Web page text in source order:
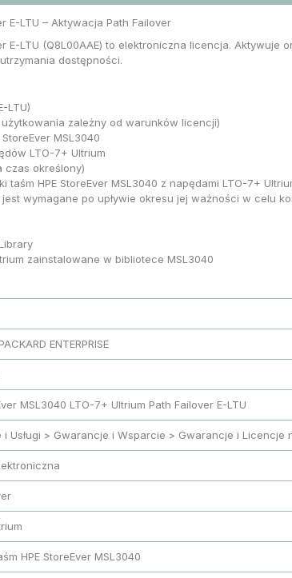
E-LTU – Aktywacja Path Failover
E-LTU (Q8L00AAE) to elektroniczna licencja.
dostępności.
LTU)
zależny od warunków licencji)
MSL3040
LTO-7+ Ultrium
czas określony)
taśm HPE StoreEver MSL3040 z napędami LTO-7+
wymagane po upływie okresu jej ważności w celu
zainstalowane w bibliotece MSL3040
ENTERPRISE
MSL3040 LTO-7+ Ultrium Path Failover E-LTU
i Usługi > Gwarancje i Wsparcie > Gwarancje i Licencje
HPE StoreEver MSL3040